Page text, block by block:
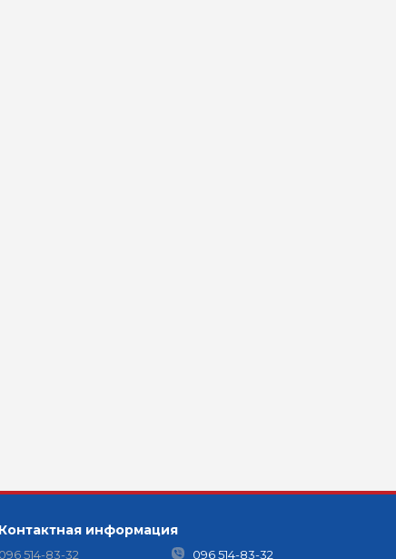
Контактная информация
096 514-83-32 096 514-83-32